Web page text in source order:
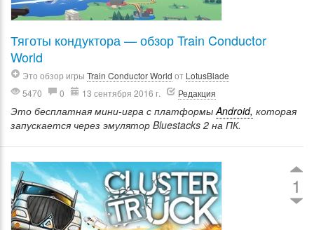
Тяготы кондуктора — обзор Train Conductor
World
Это обзор игры Train Conductor World от LotusBlade
5470
0 13 сентября 2016 г. Редакция
Это бесплатная мини-игра с платформыAndroid, которая
запускается через эмулятор Bluestacks 2 на ПК.
1